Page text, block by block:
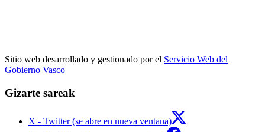
Sitio web desarrollado y gestionado por el Servicio Web del
Gobierno Vasco
Gizarte sareak
X - Twitter (se abre en nueva ventana)